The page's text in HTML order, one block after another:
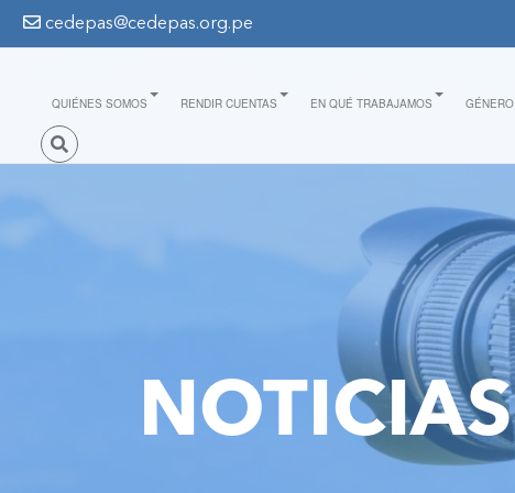
cedepas@cedepas.org.pe
QUIÉNES SOMOS RENDIR CUENTAS EN QUÉ TRABAJAMOS GÉNERO
NOTICIAS